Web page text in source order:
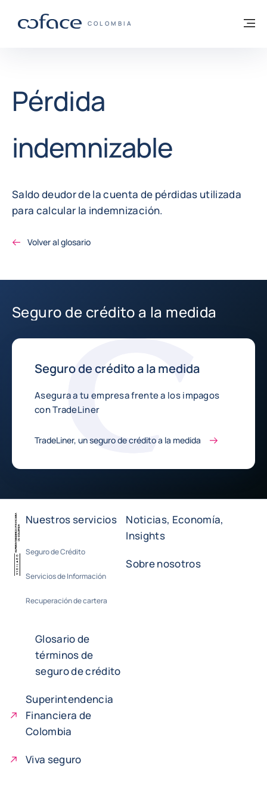
COFACE - FOR TRADE
COLOMBIA
Volver a la página principal
Pérdida
indemnizable
Saldo deudor de la cuenta de pérdidas utilizada
para calcular la indemnización.
Volver al glosario
Seguro de crédito a la medida
Seguro de crédito a la medida
Asegura a tu empresa frente a los impagos
con TradeLiner
TradeLiner, un seguro de crédito a la medida
Nuestros servicios
Seguro de Crédito
Servicios de Información
Recuperación de cartera
Noticias, Economía,
Insights
Sobre nosotros
Glosario de
términos de
seguro de crédito
Superintendencia
Financiera de
Colombia
Viva seguro